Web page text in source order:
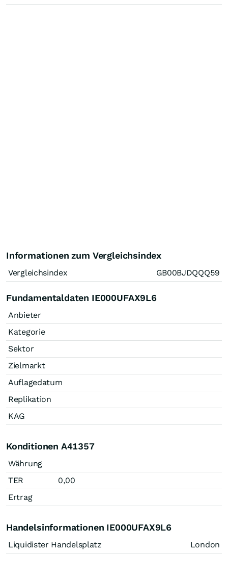
Informationen zum Vergleichsindex
Vergleichsindex GB00BJDQQQ59
Fundamentaldaten IE000UFAX9L6
Anbieter
Kategorie
Sektor
Zielmarkt
Auflagedatum
Replikation
KAG
Konditionen A41357
Währung
TER
0,00
Ertrag
Handelsinformationen IE000UFAX9L6
Liquidister Handelsplatz London